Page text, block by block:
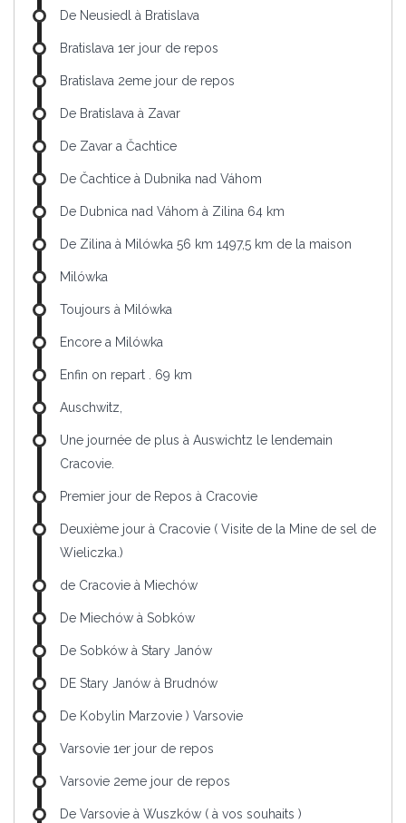
De Neusiedl à Bratislava
Bratislava 1er jour de repos
Bratislava 2eme jour de repos
De Bratislava à Zavar
De Zavar a Čachtice
De Čachtice à Dubnika nad Váhom
De Dubnica nad Váhom à Zilina 64 km
De Zilina à Milówka 56 km 1497,5 km de la maison
Milówka
Toujours à Milówka
Encore a Milówka
Enfin on repart . 69 km
Auschwitz,
Une journée de plus à Auswichtz le lendemain
Cracovie.
Premier jour de Repos à Cracovie
Deuxième jour à Cracovie ( Visite de la Mine de sel de
Wieliczka.)
de Cracovie à Miechów
De Miechów à Sobków
De Sobków à Stary Janów
DE Stary Janów à Brudnów
De Kobylin Marzovie ) Varsovie
Varsovie 1er jour de repos
Varsovie 2eme jour de repos
De Varsovie à Wuszków ( à vos souhaits )